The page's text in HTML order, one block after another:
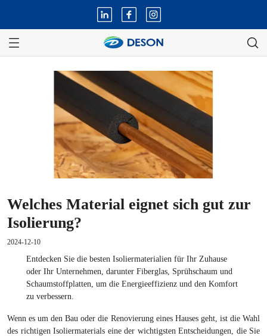
Welches Material eignet sich gut zur
Isolierung?
2024-12-10
Entdecken Sie die besten Isoliermaterialien für Ihr Zuhause
oder Ihr Unternehmen, darunter Fiberglas, Sprühschaum und
Schaumstoffplatten, um die Energieeffizienz und den Komfort
zu verbessern.
Wenn es um den Bau oder die Renovierung eines Hauses geht, ist die Wahl
des richtigen Isoliermaterials eine der wichtigsten Entscheidungen, die Sie